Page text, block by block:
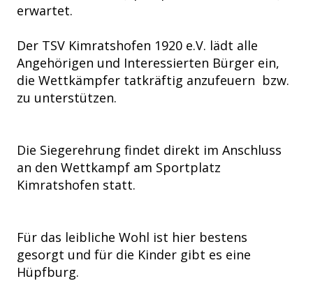
erwartet.
Der TSV Kimratshofen 1920 e.V. lädt alle
Angehörigen und Interessierten Bürger ein,
die Wettkämpfer tatkräftig anzufeuern bzw.
zu unterstützen.
Die Siegerehrung findet direkt im Anschluss
an den Wettkampf am Sportplatz
Kimratshofen statt.
Für das leibliche Wohl ist hier bestens
gesorgt und für die Kinder gibt es eine
Hüpfburg.